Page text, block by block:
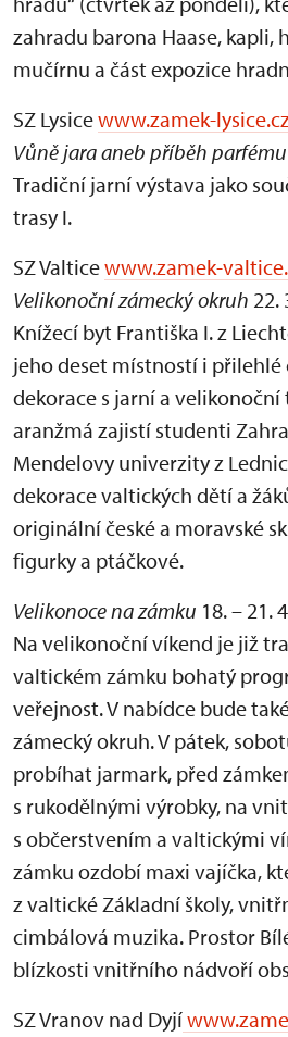
zahradu barona Haase, kapli,
mučírnu a část expozice
SZ Lysicewww.zamek-
Vůně jara aneb příběh parfému
Tradiční jarní výstava jako
trasy I.
SZ Valticewww.zamek-
Velikonoční zámecký okruh 22.
Knížecí byt Františka I. z
jeho deset místností i
dekorace s jarní a
aranžmá zajistí studenti
Mendelovy univerzity z
dekorace valtických dětí a
originální české a moravské
figurky a ptáčkové.
Velikonoce na zámku 18. – 21.
Na velikonoční víkend je již
valtickém zámku bohatý
veřejnost. V nabídce bude
zámecký okruh. V pátek,
probíhat jarmark, před
s rukodělnými výrobky, na
s občerstvením a valtickými
zámku ozdobí maxi vajíčka,
z valtické Základní školy,
cimbálová muzika. Prostor
blízkosti vnitřního nádvoří
SZ Vranov nad Dyjí